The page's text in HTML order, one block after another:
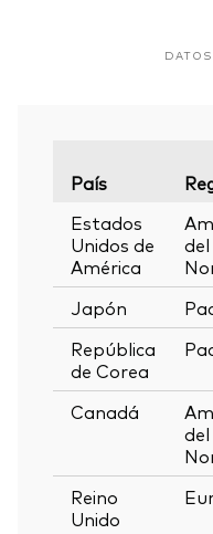
País
Estados
Unidos de
América
del
Japón
República
de Corea
Canadá
del
Reino
Unido